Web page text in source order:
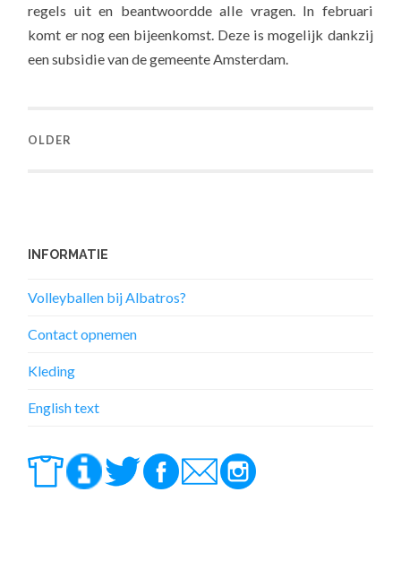
regels uit en beantwoordde alle vragen. In februari
komt er nog een bijeenkomst. Deze is mogelijk dankzij
een subsidie van de gemeente Amsterdam.
OLDER
INFORMATIE
Volleyballen bij Albatros?
Contact opnemen
Kleding
English text